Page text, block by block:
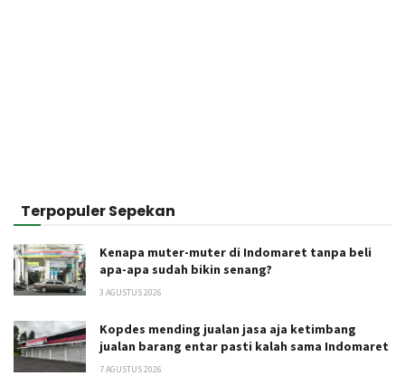
Terpopuler Sepekan
Kenapa muter-muter di Indomaret tanpa beli
apa-apa sudah bikin senang?
3 AGUSTUS 2026
Kopdes mending jualan jasa aja ketimbang
jualan barang entar pasti kalah sama Indomaret
7 AGUSTUS 2026